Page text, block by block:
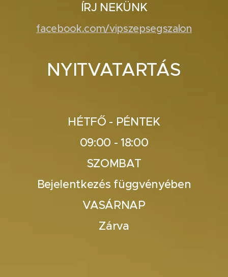
ÍRJ NEKÜNK
facebook.com/vipszepsegszalon
NYITVATARTÁS
HÉTFŐ - PÉNTEK
09:00 - 18:00
SZOMBAT
Bejelentkezés függvényében
VASÁRNAP
Zárva